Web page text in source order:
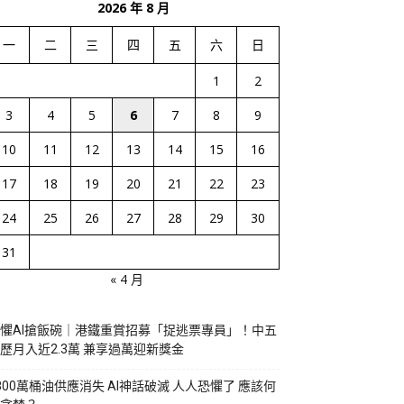
2026 年 8 月
一 二 三 四 五 六 日
1
2
3
4 5 6 7 8
9
10
11 12 13 14 15
16
17
18 19 20 21 22
23
24
25 26 27 28 29
30
31
« 4 月
AI搶飯碗｜港鐵重賞招募「捉逃票專員」！中五
月入近2.3萬 兼享過萬迎新獎金
萬桶油供應消失 AI神話破滅 人人恐懼了 應該何